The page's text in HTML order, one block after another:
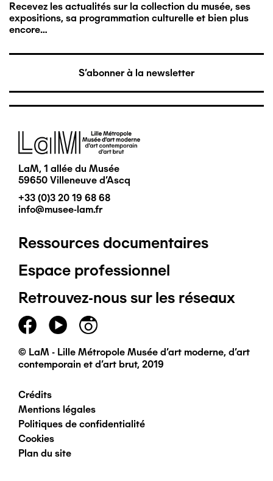
Recevez les actualités sur la collection du musée, ses
expositions, sa programmation culturelle et bien plus
encore…
S'abonner à la newsletter
Image
LaM, 1 allée du Musée
59650 Villeneuve d'Ascq
+33 (0)3 20 19 68 68
info@musee-lam.fr
Pied
de
page
principal
Ressources documentaires
Espace professionnel
Retrouvez-nous sur les réseaux
© LaM - Lille Métropole Musée d'art moderne, d'art
contemporain et d'art brut, 2019
Pied
de
page
Crédits
Mentions légales
Politiques de confidentialité
Cookies
Plan du site